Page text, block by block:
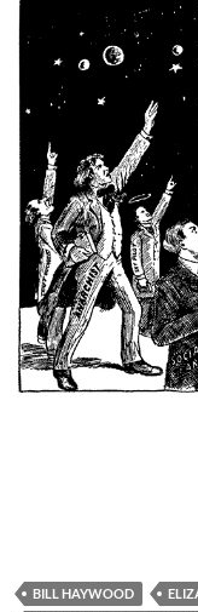
BILL HAYWOOD